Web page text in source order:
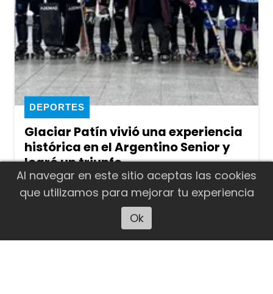
Glaciar Patín vivió una experiencia
histórica en el Argentino Senior y
logró un triunfo
DEPORTES
El equipo de El Calafate venció a River
Plate por 4 a 2 y luego cayó ante
Olimpia de San Juan, uno de los
Al navegar en este sitio aceptas las cookies
que utilizamos para mejorar tu experiencia
Ok